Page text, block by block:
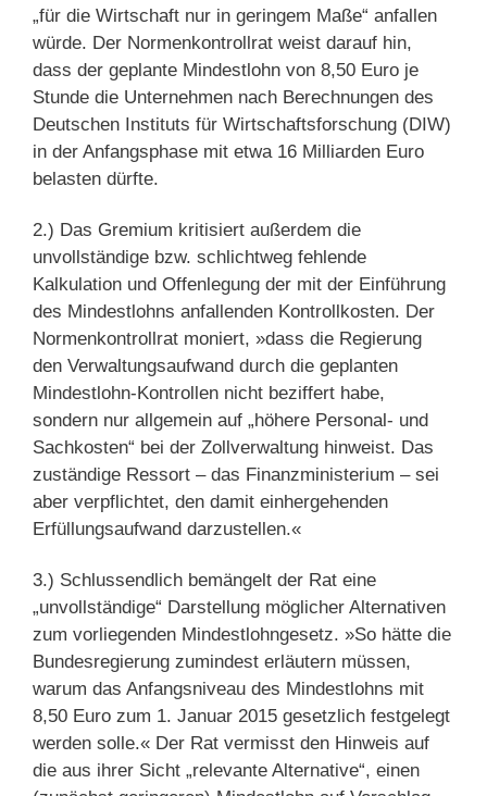
„für die Wirtschaft nur in geringem Maße“ anfallen
würde. Der Normenkontrollrat weist darauf hin,
dass der geplante Mindestlohn von 8,50 Euro je
Stunde die Unternehmen nach Berechnungen des
Deutschen Instituts für Wirtschaftsforschung (DIW)
in der Anfangsphase mit etwa 16 Milliarden Euro
belasten dürfte.
2.) Das Gremium kritisiert außerdem die
unvollständige bzw. schlichtweg fehlende
Kalkulation und Offenlegung der mit der Einführung
des Mindestlohns anfallenden Kontrollkosten. Der
Normenkontrollrat moniert, »dass die Regierung
den Verwaltungsaufwand durch die geplanten
Mindestlohn-Kontrollen nicht beziffert habe,
sondern nur allgemein auf „höhere Personal- und
Sachkosten“ bei der Zollverwaltung hinweist. Das
zuständige Ressort – das Finanzministerium – sei
aber verpflichtet, den damit einhergehenden
Erfüllungsaufwand darzustellen.«
3.) Schlussendlich bemängelt der Rat eine
„unvollständige“ Darstellung möglicher Alternativen
zum vorliegenden Mindestlohngesetz. »So hätte die
Bundesregierung zumindest erläutern müssen,
warum das Anfangsniveau des Mindestlohns mit
8,50 Euro zum 1. Januar 2015 gesetzlich festgelegt
werden solle.« Der Rat vermisst den Hinweis auf
die aus ihrer Sicht „relevante Alternative“, einen